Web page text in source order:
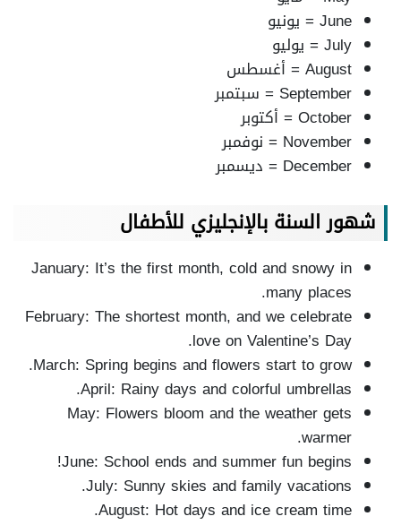
June = يونيو
July = يوليو
August = أغسطس
September = سبتمبر
October = أكتوبر
November = نوفمبر
December = ديسمبر
شهور السنة بالإنجليزي للأطفال
January: It’s the first month, cold and snowy in
many places.
February: The shortest month, and we celebrate
love on Valentine’s Day.
March: Spring begins and flowers start to grow.
April: Rainy days and colorful umbrellas.
May: Flowers bloom and the weather gets
warmer.
June: School ends and summer fun begins!
July: Sunny skies and family vacations.
August: Hot days and ice cream time.